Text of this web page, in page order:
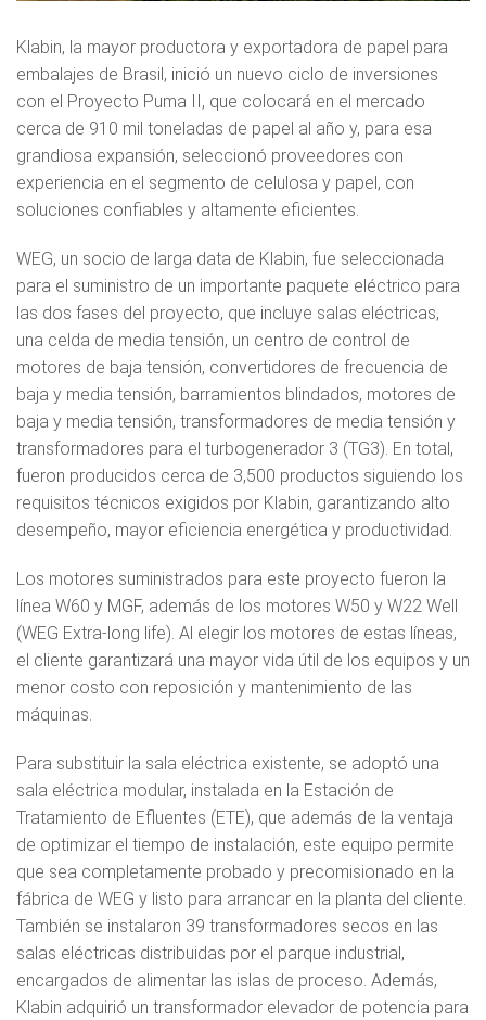
Klabin, la mayor productora y exportadora de papel para
embalajes de Brasil, inició un nuevo ciclo de inversiones
con el Proyecto Puma II, que colocará en el mercado
cerca de 910 mil toneladas de papel al año y, para esa
grandiosa expansión, seleccionó proveedores con
experiencia en el segmento de celulosa y papel, con
soluciones confiables y altamente eficientes.
WEG, un socio de larga data de Klabin, fue seleccionada
para el suministro de un importante paquete eléctrico para
las dos fases del proyecto, que incluye salas eléctricas,
una celda de media tensión, un centro de control de
motores de baja tensión, convertidores de frecuencia de
baja y media tensión, barramientos blindados, motores de
baja y media tensión, transformadores de media tensión y
transformadores para el turbogenerador 3 (TG3). En total,
fueron producidos cerca de 3,500 productos siguiendo los
requisitos técnicos exigidos por Klabin, garantizando alto
desempeño, mayor eficiencia energética y productividad.
Los motores suministrados para este proyecto fueron la
línea W60 y MGF, además de los motores W50 y W22 Well
(WEG Extra-long life). Al elegir los motores de estas líneas,
el cliente garantizará una mayor vida útil de los equipos y un
menor costo con reposición y mantenimiento de las
máquinas.
Para substituir la sala eléctrica existente, se adoptó una
sala eléctrica modular, instalada en la Estación de
Tratamiento de Efluentes (ETE), que además de la ventaja
de optimizar el tiempo de instalación, este equipo permite
que sea completamente probado y precomisionado en la
fábrica de WEG y listo para arrancar en la planta del cliente.
También se instalaron 39 transformadores secos en las
salas eléctricas distribuidas por el parque industrial,
encargados de alimentar las islas de proceso. Además,
Klabin adquirió un transformador elevador de potencia para